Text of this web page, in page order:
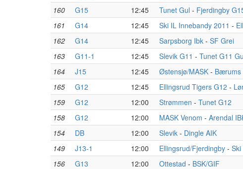
160
G15 12:45 Tunet Gul - Fjerdingby
161
G14 12:45 Ski IL Innebandy 2011 -
162
G14 12:45 Sarpsborg Ibk - SF Grei
163
G11-1 12:45 Slevik G11 - Tunet G11
164
J15 12:45 Østensjø/MASK - Bærums
165
G12 12:45 Ellingsrud Tigers G12 -
159
G12 12:00 Strømmen - Tunet G12
158
G12 12:00 MASK Venom - Arendal
154
DB 12:00 Slevik - Dingle AIK
149
J13-1 12:00 Ellingsrud/Fjerdingby - Ski
156
G13 12:00 Ottestad - BSK/GIF